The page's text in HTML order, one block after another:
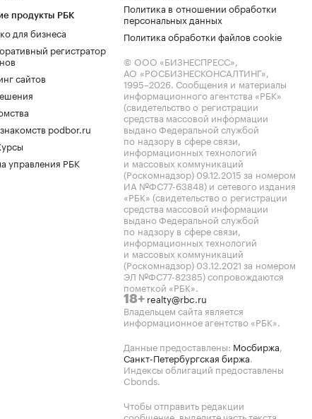
продукты РБК
для бизнеса
регистратор
сайтов
podbor.ru
управления РБК
Политика в отношении обработки
персональных данных
Политика обработки файлов cookie
© ООО «БИЗНЕСПРЕСС»,
АО «РОСБИЗНЕСКОНСАЛТИНГ»,
1995–2026. Сообщения и материалы
информационного агентства «РБК»
(свидетельство о регистрации
средства массовой информации
выдано Федеральной службой
по надзору в сфере связи,
информационных технологий
и массовых коммуникаций
(Роскомнадзор) 09.12.2015 за номером
ИА №ФС77-63848) и сетевого издания
«РБК» (свидетельство о регистрации
средства массовой информации
выдано Федеральной службой
по надзору в сфере связи,
информационных технологий
и массовых коммуникаций
(Роскомнадзор) 03.12.2021 за номером
ЭЛ №ФС77-82385) сопровождаются
пометкой «РБК».
18+ realty@rbc.ru
Владельцем сайта является
информационное агентство «РБК».
Данные предоставлены: Мосбиржа,
Санкт-Петербургская биржа.
Индексы облигаций предоставлены
Cbonds.
Чтобы отправить редакции
сообщение, выделите часть текста